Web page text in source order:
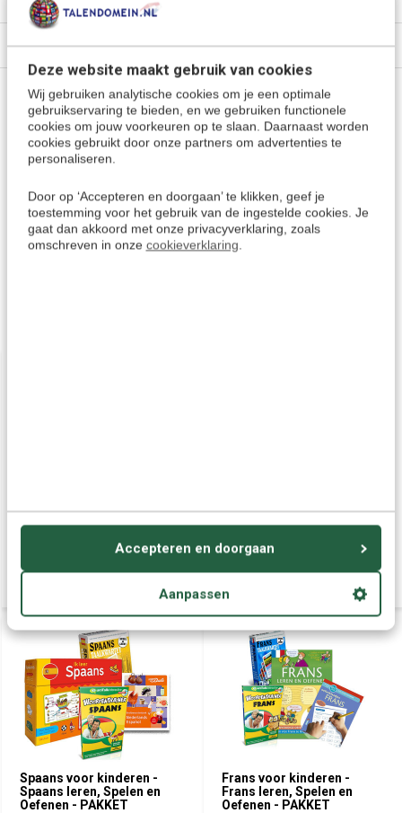
Deze website maakt gebruik van cookies
Wij gebruiken analytische cookies om je een optimale
gebruikservaring te bieden, en we gebruiken functionele
cookies om jouw voorkeuren op te slaan. Daarnaast worden
cookies gebruikt door onze partners om advertenties te
personaliseren.
Door op ‘Accepteren en doorgaan’ te klikken, geef je
toestemming voor het gebruik van de ingestelde cookies. Je
gaat dan akkoord met onze privacyverklaring, zoals
omschreven in onze cookieverklaring
Accepteren en doorgaan
Aanpassen
Specificaties
Vragen of advies nodig?
Vraag het onze experts.
Neem contact op
nodig?
Mijn eerste Van Dale
voorlees woordenboek
€ 28,95
Ik leer Engelse woorden
voor Kinderen - Basis
€ 16,95
Spaans voor kinderen -
Spaans leren, Spelen en
Oefenen - PAKKET
Frans voor kinderen -
Frans leren, Spelen en
Oefenen - PAKKET